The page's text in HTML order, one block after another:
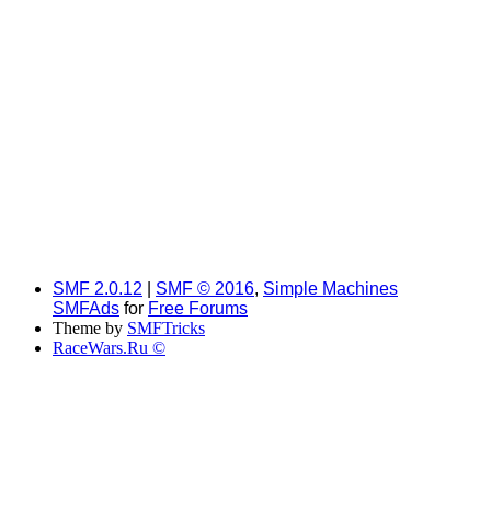
SMF 2.0.12 SMF © 2016, Simple Machines
SMFAds for Free Forums
Theme by SMFTricks
RaceWars.Ru ©